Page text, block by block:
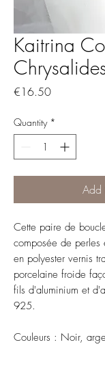
Kaitrina
€16.50Price
Quantity *
Add
Cette paire de
composée de perles
en polyester vernis
porcelaine froide
fils d'aluminium et
925.
Couleurs : Noir,